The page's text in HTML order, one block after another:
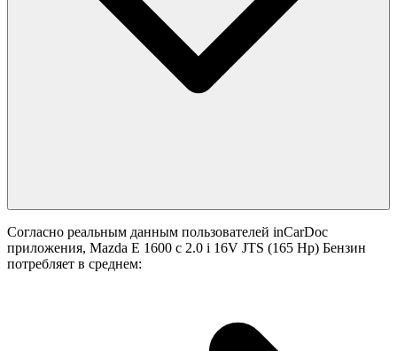
Согласно реальным данным пользователей inCarDoc
приложения, Mazda E 1600 с 2.0 i 16V JTS (165 Hp) Бензин
потребляет в среднем: